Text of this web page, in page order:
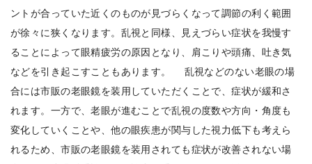
ントが合っていた近くのものが見づらくなって調節の利く範囲
が徐々に狭くなります。乱視と同様、見えづらい症状を我慢す
ることによって眼精疲労の原因となり、肩こりや頭痛、吐き気
などを引き起こすこともあります。 乱視などのない老眼の場
合には市販の老眼鏡を装用していただくことで、症状が緩和さ
れます。一方で、老眼が進むことで乱視の度数や方向・角度も
変化していくことや、他の眼疾患が関与した視力低下も考えら
れるため、市販の老眼鏡を装用されても症状が改善されない場